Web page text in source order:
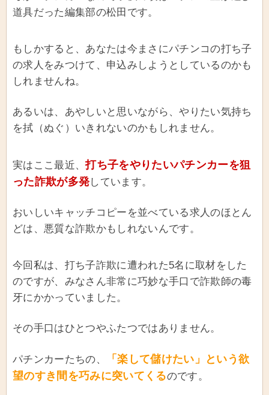
道具だった編集部の松田です。
もしかすると、あなたは今まさにパチンコの打ち子
の求人をみつけて、申込みしようとしているのかも
しれませんね。
あるいは、あやしいと思いながら、やりたい気持ち
を拭（ぬぐ）いきれないのかもしれません。
実はここ最近、打ち子をやりたいパチンカーを狙
った詐欺が多発しています。
おいしいキャッチコピーを並べている求人のほとん
どは、悪質な詐欺かもしれないんです。
今回私は、打ち子詐欺に遭われた5名に取材をした
のですが、みなさん非常に巧妙な手口で詐欺師の毒
牙にかかっていました。
その手口はひとつやふたつではありません。
パチンカーたちの、
「楽して儲けたい」という欲
望のすき間を巧みに突いてくるのです。